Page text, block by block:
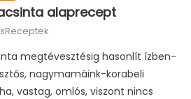
alaprecept
megtévesztésig hasonlít ízben-
nagymamáink-korabeli
vastag, omlós, viszont nincs